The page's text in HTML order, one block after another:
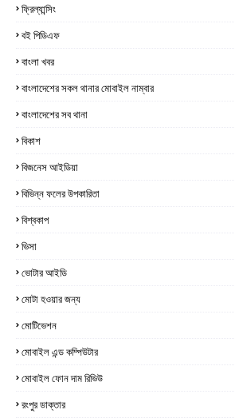
ফ্রিল্যান্সিং
বই পিডিএফ
বাংলা খবর
বাংলাদেশের সকল থানার মোবাইল নাম্বার
বাংলাদেশের সব থানা
বিকাশ
বিজনেস আইডিয়া
বিভিন্ন ফলের উপকারিতা
বিশ্বকাপ
ভিসা
ভোটার আইডি
মোটা হওয়ার জন্য
মোটিভেশন
মোবাইল এন্ড কম্পিউটার
মোবাইল ফোন দাম রিভিউ
রংপুর ডাক্তার